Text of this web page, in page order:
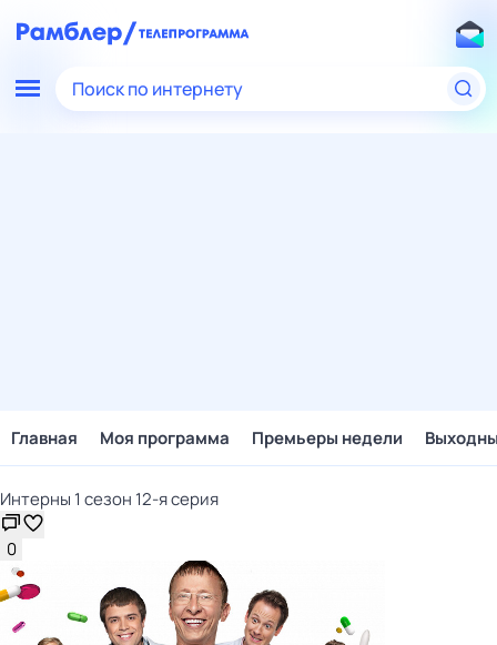
Поиск по интернету
Главная Моя программа Премьеры недели
Интерны 1 сезон 12-я серия
0